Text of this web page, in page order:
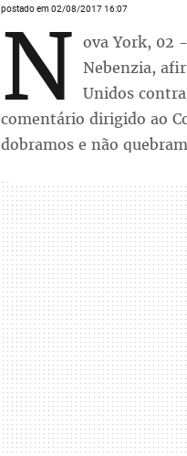
postado em 02/08/2017 16:07
N ova York, 02
Nebenzia,
Unidos
comentário dirigido ao
dobramos e não